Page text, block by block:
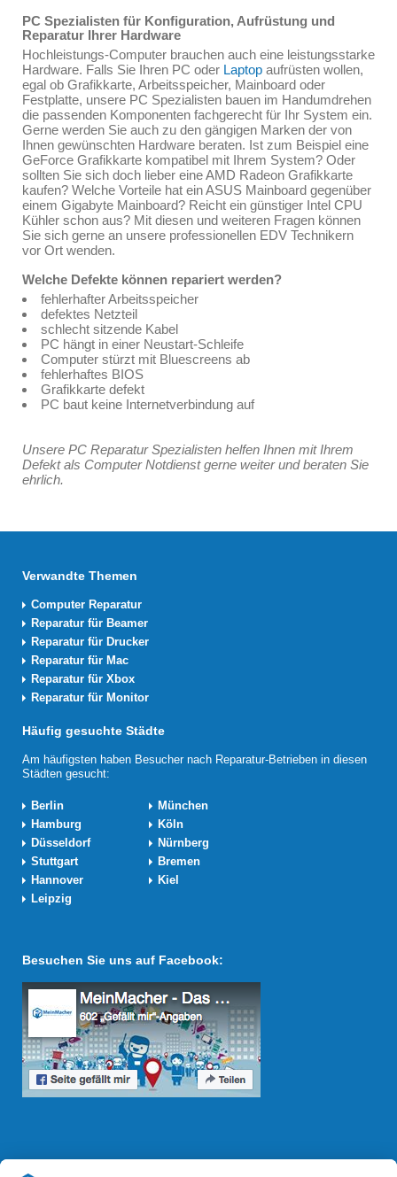
PC Spezialisten für Konfiguration, Aufrüstung und
Reparatur Ihrer Hardware
Hochleistungs-Computer brauchen auch eine leistungsstarke
Hardware. Falls Sie Ihren PC oder Laptop aufrüsten wollen,
egal ob Grafikkarte, Arbeitsspeicher, Mainboard oder
Festplatte, unsere PC Spezialisten bauen im Handumdrehen
die passenden Komponenten fachgerecht für Ihr System ein.
Gerne werden Sie auch zu den gängigen Marken der von
Ihnen gewünschten Hardware beraten. Ist zum Beispiel eine
GeForce Grafikkarte kompatibel mit Ihrem System? Oder
sollten Sie sich doch lieber eine AMD Radeon Grafikkarte
kaufen? Welche Vorteile hat ein ASUS Mainboard gegenüber
einem Gigabyte Mainboard? Reicht ein günstiger Intel CPU
Kühler schon aus? Mit diesen und weiteren Fragen können
Sie sich gerne an unsere professionellen EDV Technikern
vor Ort wenden.
Welche Defekte können repariert werden?
fehlerhafter Arbeitsspeicher
defektes Netzteil
schlecht sitzende Kabel
PC hängt in einer Neustart-Schleife
Computer stürzt mit Bluescreens ab
fehlerhaftes BIOS
Grafikkarte defekt
PC baut keine Internetverbindung auf
Unsere PC Reparatur Spezialisten helfen Ihnen mit Ihrem
Defekt als Computer Notdienst gerne weiter und beraten Sie
ehrlich.
Verwandte Themen
Computer Reparatur
Reparatur für Beamer
Reparatur für Drucker
Reparatur für Mac
Reparatur für Xbox
Reparatur für Monitor
Häufig gesuchte Städte
Am häufigsten haben Besucher nach Reparatur-Betrieben in diesen
Städten gesucht:
Berlin
München
Hamburg
Köln
Düsseldorf
Nürnberg
Stuttgart
Bremen
Hannover
Kiel
Leipzig
Besuchen Sie uns auf Facebook:
Reparatur Revolution